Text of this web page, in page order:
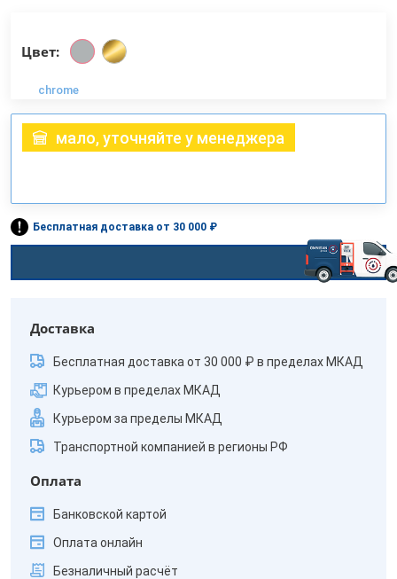
Цвет:
chrome
мало, уточняйте у менеджера
Бесплатная доставка от 30 000 ₽
Доставка
Бесплатная доставка от 30 000 ₽ в пределах МКАД
Курьером в пределах МКАД
Курьером за пределы МКАД
Транспортной компанией в регионы РФ
Оплата
Банковской картой
Оплата онлайн
Безналичный расчёт